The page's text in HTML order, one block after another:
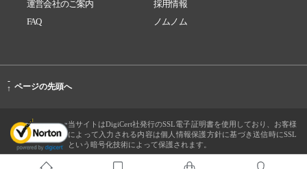
運営会社のご案内
採用情報
FAQ
ノムノム
-
↑ ページの先頭へ
当サイトはDigiCert社発行のSSL電子証明書を使用しており、お客様
によって入力される内容は個人情報保護方針に基づき送信時にSSL
という暗号化技術によって保護されます。